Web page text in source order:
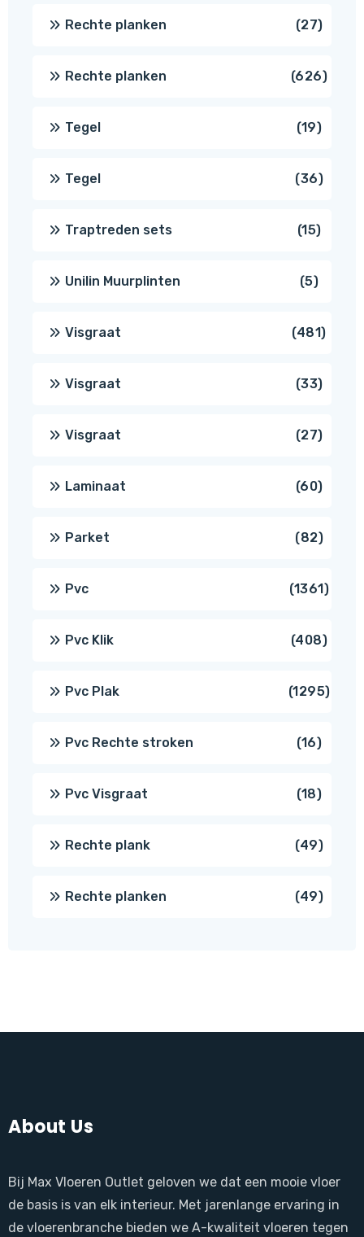
Rechte planken 2727
Rechte planken 626626
Tegel 1919
Tegel 3636
Traptreden sets 1515
Unilin Muurplinten 55
Visgraat 481481
Visgraat 3333
Visgraat 2727
Laminaat 6060
Parket 8282
Pvc 13611361
Pvc Klik 408408
Pvc Plak 12951295
Pvc Rechte stroken 1616
Pvc Visgraat 1818
Rechte plank 4949
Rechte planken 4949
About Us
Bij Max Vloeren Outlet geloven we dat een mooie vloer
de basis is van elk interieur. Met jarenlange ervaring in
de vloerenbranche bieden we A-kwaliteit vloeren tegen